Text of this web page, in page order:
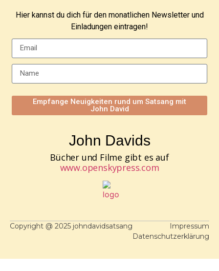
Hier kannst du dich für den monatlichen Newsletter und
Einladungen eintragen!
Empfange Neuigkeiten rund um Satsang mit
John David
John Davids
Bücher und Filme gibt es auf
www.openskypress.com
Copyright @ 2025 johndavidsatsang
Impressum
Datenschutzerklärung